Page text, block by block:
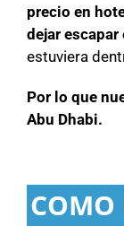
precio en
dejar
estuviera
Por lo que
Abu Dhabi.
COMO